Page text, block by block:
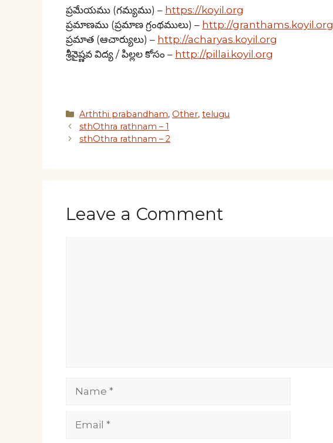
ప్రమేయము (గమ్యము) – https://koyil.org
ప్రమాణము (ప్రమాణ గ్రంథములు) – http://granthams.koyil.org
ప్రమాత (ఆచార్యులు) – http://acharyas.koyil.org
శ్రీవైష్ణవ విద్య / పిల్లల కోసం – http://pillai.koyil.org
Categories
Arththi prabandham, Other,telugu
sthOthra rathnam – 1
sthOthra rathnam – 2
Leave a Comment